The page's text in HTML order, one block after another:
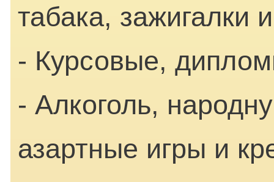
табака, зажигалки
- Курсовые,
- Алкоголь,
азартные игры и